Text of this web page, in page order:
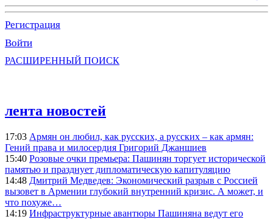
Регистрация
Войти
РАСШИРЕННЫЙ ПОИСК
лента новостей
17:03 Армян он любил, как русских, а русских – как армян:
Гений права и милосердия Григорий Джаншиев
15:40 Розовые очки премьера: Пашинян торгует исторической
памятью и празднует дипломатическую капитуляцию
14:48 Дмитрий Медведев: Экономический разрыв с Россией
вызовет в Армении глубокий внутренний кризис. А может, и
что похуже…
14:19 Инфраструктурные авантюры Пашиняна ведут его